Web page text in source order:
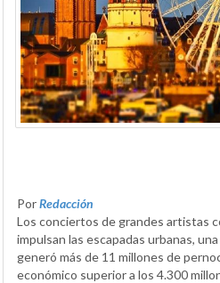
PorRedacción
Los conciertos de grandes artistas
impulsan las escapadas urbanas,
generó más de 11 millones de
económico superior a los 4.300